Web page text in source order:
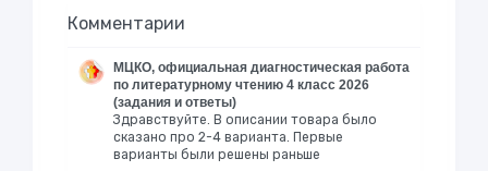
Комментарии
МЦКО, официальная диагностическая работа
по литературному чтению 4 класс 2026
(задания и ответы)
Здравствуйте. В описании товара было
сказано про 2-4 варианта. Первые
варианты были решены раньше